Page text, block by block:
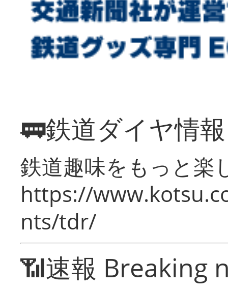
🚃鉄道ダイヤ情
鉄道趣味をもっと楽
https://
nts/tdr/
📶速報 Breaking